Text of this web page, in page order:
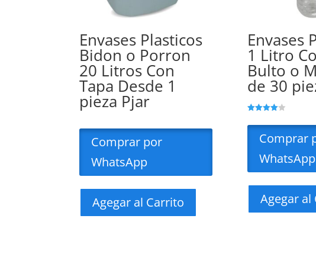
Envases Plasticos
Bidon o Porron
20 Litros Con
Tapa Desde 1
pieza Pjar
Comprar por
WhatsApp
Agegar al Carrito
Envases
1 Litro
Bulto o
de 30
con
de 5Comprar
WhatsApp
Agegar al